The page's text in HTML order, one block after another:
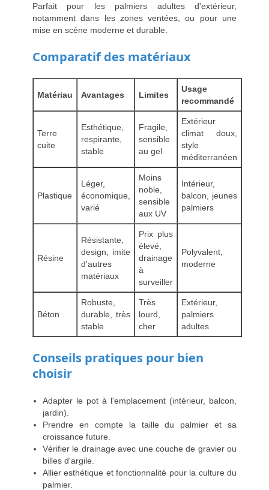
Parfait pour les palmiers adultes d'extérieur,
notamment dans les zones ventées, ou pour une
mise en scène moderne et durable.
Comparatif des matériaux
Matériau Avantages Limites
Usage
recommandé
Terre
cuite
Esthétique,
respirante,
stable
Fragile,
sensible
au gel
Extérieur
climat doux,
style
méditerranéen
Plastique
Léger,
économique,
varié
Moins
noble,
sensible
aux UV
Intérieur,
balcon, jeunes
palmiers
Résine
Résistante,
design, imite
d'autres
matériaux
Prix plus
élevé,
drainage
à
surveiller
Polyvalent,
moderne
Béton
Robuste,
durable, très
stable
Très
lourd,
cher
Extérieur,
palmiers
adultes
Conseils pratiques pour bien
choisir
Adapter le pot à l'emplacement (intérieur, balcon,
jardin).
Prendre en compte la taille du palmier et sa
croissance future.
Vérifier le drainage avec une couche de gravier ou
billes d'argile.
Allier esthétique et fonctionnalité pour la culture du
palmier.